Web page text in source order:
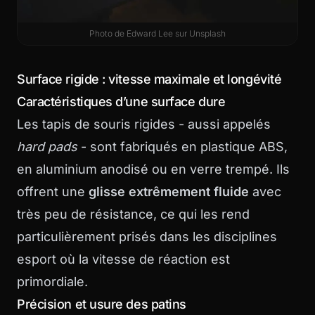
Photo de Edward Lee sur Unsplash
Surface rigide : vitesse maximale et longévité
Caractéristiques d’une surface dure
Les tapis de souris rigides - aussi appelés
hard pads- sont fabriqués en plastique ABS,
en aluminium anodisé ou en verre trempé. Ils
offrent une glisse extrêmement fluide avec
très peu de résistance, ce qui les rend
particulièrement prisés dans les disciplines
esport où la vitesse de réaction est
primordiale.
Précision et usure des patins